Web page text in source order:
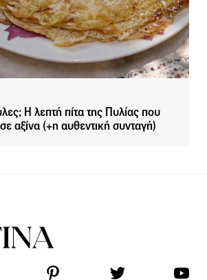
Η λεπτή πίτα της Πυλίας που
αξίνα (+η αυθεντική συνταγή)